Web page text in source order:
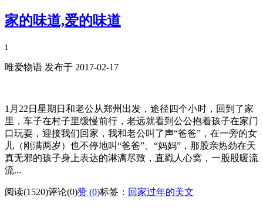
家的味道,爱的味道
1
唯爱物语 发布于 2017-02-17
1月22日星期日和老公从郑州出发，途径四个小时，回到了家
里，车子在村子里缓慢前行，老远就看到公公抱着孩子在家门
口玩耍，迎接我们回家，我和老公叫了声“爸爸”，在一旁的女
儿（刚满两岁）也不停地叫“爸爸”、“妈妈”，那股亲热劲在天
真无邪的孩子身上表达的淋漓尽致，直戳人心窝，一股股暖流
流...
阅读(1520)评论(0)赞 (0)标签： 回家过年的美文